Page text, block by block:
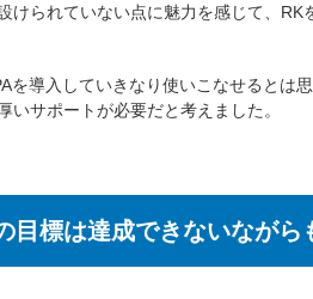
けられていない点に魅力を感じて、RK
を導入していきなり使いこなせるとは
いサポートが必要だと考えました。
目標は達成できないなが